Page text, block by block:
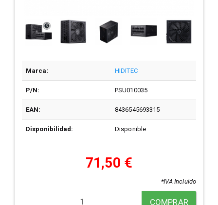
Marca: HIDITEC
P/N: PSU010035
EAN: 8436545693315
Disponibilidad: Disponible
71,50 €
*IVA Incluido
COMPRAR